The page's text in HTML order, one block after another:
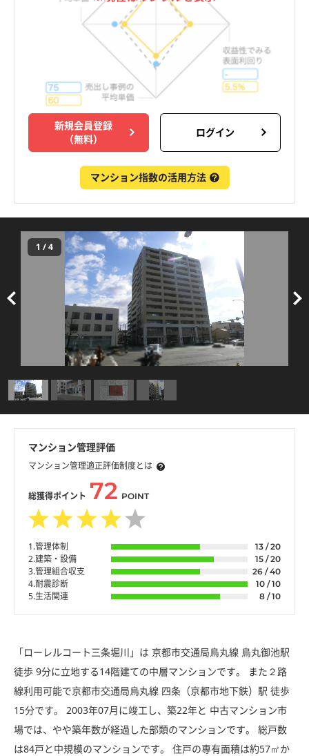
新規会員登録
（無料）
ログイン
マンション指数の活用方法
1 /4
マンション管理評価
マンション管理適正評価制度とは
総獲得ポイント 72 POINT
1.管理体制 13 / 20
2.建築・設備 15 / 20
3.管理組合収支 26 / 40
4.耐震診断 10 / 10
5.生活関連 8 / 10
「ローレルコート三条堀川」は 京都市交通局烏丸線 烏丸御池駅
徒歩 9分に立地する14階建ての中層マンションです。 また２路
線利用可能で京都市交通局烏丸線 四条（京都市地下鉄）駅 徒歩
15分です。 2003年07月に竣工し、築22年と 中古マンション市
場では、やや築年数が経過した部類のマンションです。 総戸数
は84戸と中規模のマンションです。 住戸の専有面積は約57㎡か